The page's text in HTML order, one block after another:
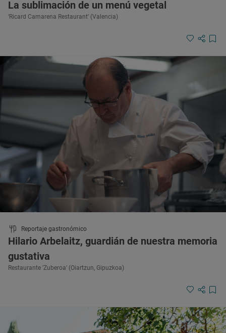
La sublimación de un menú vegetal
‘Ricard Camarena Restaurant’ (Valencia)
Reportaje gastronómico
Hilario Arbelaitz, guardián de nuestra memoria
gustativa
Restaurante 'Zuberoa' (Oiartzun, Gipuzkoa)